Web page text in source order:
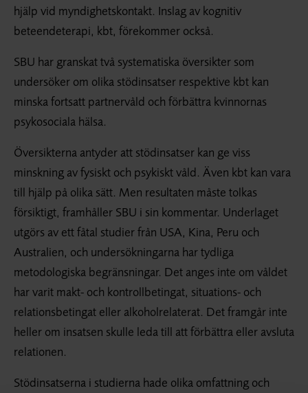
hjälp vid myndighetskontakt. Inslag av kognitiv
beteendeterapi, kbt, förekommer också.
SBU har granskat två systematiska översikter som
undersöker om olika stödinsatser respektive kbt kan
minska fortsatt partnervåld och förbättra kvinnornas
psykosociala hälsa.
Översikterna antyder att stödinsatser kan ge viss
minskning av fysiskt och psykiskt våld. Även kbt kan vara
till hjälp på olika sätt. Men resultaten måste tolkas
försiktigt, framhåller SBU i sin kommentar. Underlaget
utgörs av ett fåtal studier från USA, Kina, Peru och
Australien, och undersökningarna har tydliga
metodologiska begränsningar. Det anges inte om våldet
har varit makt- och kontrollbetingat, situations- och
relationsbetingat eller alkoholrelaterat. Det framgår inte
heller om insatsen skulle leda till att förbättra eller avsluta
relationen.
Stödinsatserna i studierna hade olika omfattning och